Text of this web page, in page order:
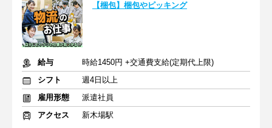
【梱包】梱包やピッキング
給与
時給1450円 +交通費支給(定期代上限)
シフト
週4日以上
雇用形態
派遣社員
アクセス
新木場駅